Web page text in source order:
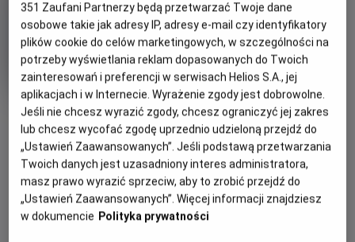
OBSERWUJ
Puchatek: Krew i miód 2
Oryginalny
tytuł
Winnie-the-Pooh: Blood and Honey 2
Horror
Minimalny
wiek
Od 15 lat
Czas
trwania
94 min
Kraj
i
rok
produkcji
Wielka Brytania (2024)
31 maja 2024
REŻYSERIA SCENARIUSZ
WIĘCEJ SZCZEGÓŁÓW
OPIS FILMU
351 Zaufani Partnerzy będą przetwarzać Twoje dane
osobowe takie jak adresy IP, adresy e-mail czy identyfikatory
plików cookie do celów marketingowych, w szczególności na
potrzeby wyświetlania reklam dopasowanych do Twoich
zainteresowań i preferencji w serwisach Helios S.A., jej
aplikacjach i w Internecie. Wyrażenie zgody jest dobrowolne.
Jeśli nie chcesz wyrazić zgody, chcesz ograniczyć jej zakres
lub chcesz wycofać zgodę uprzednio udzieloną przejdź do
„Ustawień Zaawansowanych”. Jeśli podstawą przetwarzania
Twoich danych jest uzasadniony interes administratora,
masz prawo wyrazić sprzeciw, aby to zrobić przejdź do
„Ustawień Zaawansowanych”. Więcej informacji znajdziesz
w dokumencie Polityka prywatności